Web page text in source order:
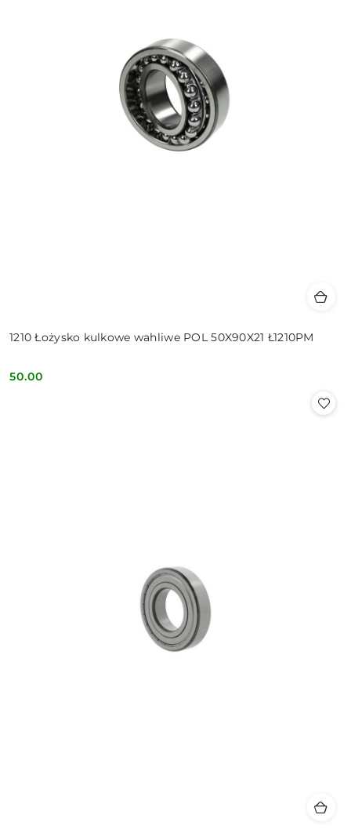
1210 Łożysko kulkowe wahliwe POL 50X90X21 Ł1210PM
Cena:
50.00